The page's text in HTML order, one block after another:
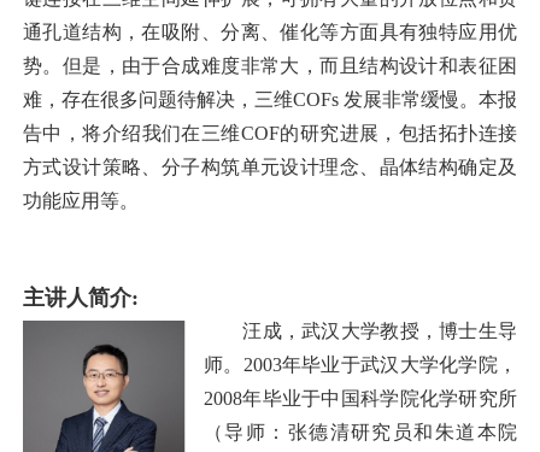
通孔道结构，在吸附、分离、催化等方面具有独特应用优
势。但是，由于合成难度非常大，而且结构设计和表征困
难，存在很多问题待解决，三维COFs 发展非常缓慢。本报
告中，将介绍我们在三维COF的研究进展，包括拓扑连接
方式设计策略、分子构筑单元设计理念、晶体结构确定及
功能应用等。
主讲人简介:
汪成，武汉大学教授，博士生导
师。2003年毕业于武汉大学化学院，
2008年毕业于中国科学院化学研究所
（导师：张德清研究员和朱道本院